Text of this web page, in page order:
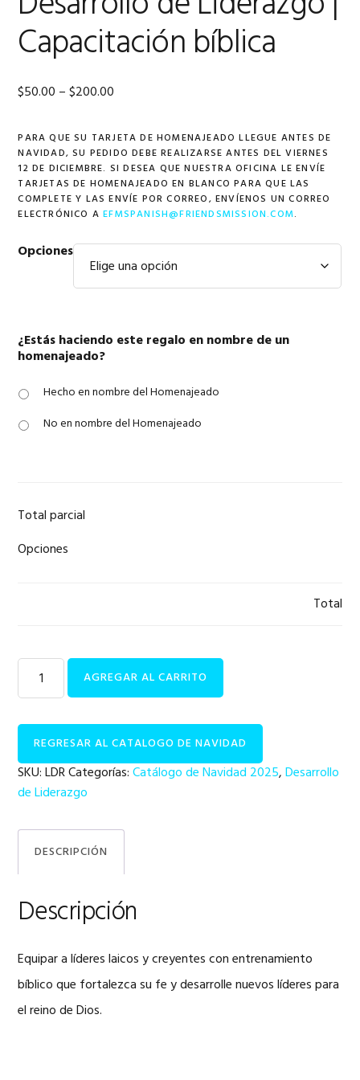
Capacitación bíblica
$50.00 – $200.00
$50.00
through
$200.00
PARA QUE SU TARJETA DE HOMENAJEADO LLEGUE ANTES DE
NAVIDAD, SU PEDIDO DEBE REALIZARSE ANTES DEL VIERNES
12 DE DICIEMBRE. SI DESEA QUE NUESTRA OFICINA LE ENVÍE
TARJETAS DE HOMENAJEADO EN BLANCO PARA QUE LAS
COMPLETE Y LAS ENVÍE POR CORREO, ENVÍENOS UN CORREO
ELECTRÓNICO AEFMSPANISH@FRIENDSMISSION.COM.
Opciones
¿Estás haciendo este regalo en nombre de un
homenajeado?
Hecho en nombre del Homenajeado
No en nombre del Homenajeado
Total parcial
Opciones
Total
Leadership
Development
Bible
Training
cantidad
AGREGAR AL CARRITO
REGRESAR AL CATALOGO DE NAVIDAD
SKU:LDRCategorías:Catálogo de Navidad 2025,Desarrollo
de Liderazgo
DESCRIPCIÓN
Descripción
Equipar a líderes laicos y creyentes con entrenamiento
bíblico que fortalezca su fe y desarrolle nuevos líderes para
el reino de Dios.